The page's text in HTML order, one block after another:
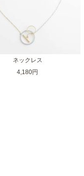
ネックレス
4,180円